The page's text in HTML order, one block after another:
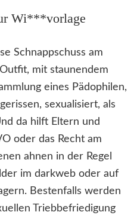
Wi***vorlage
Schnappschuss am
mit staunendem
eines Pädophilen,
sexualisiert, als
da hilft Eltern und
oder das Recht am
ahnen in der Regel
im darkweb oder auf
Bestenfalls werden
Triebbefriedigung